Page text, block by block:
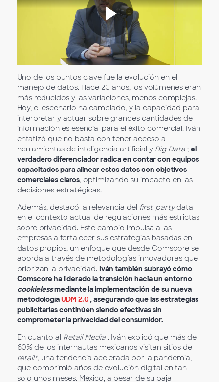
Play
Video
Uno de los puntos clave fue la evolución en el
manejo de datos. Hace 20 años, los volúmenes eran
más reducidos y las variaciones, menos complejas.
Hoy, el escenario ha cambiado, y la capacidad para
interpretar y actuar sobre grandes cantidades de
información es esencial para el éxito comercial. Iván
enfatizó que no basta con tener acceso a
herramientas de inteligencia artificial y Big Data ; el
verdadero diferenciador radica en contar con equipos
capacitados para alinear estos datos con objetivos
comerciales claros, optimizando su impacto en las
decisiones estratégicas.
Además, destacó la relevancia del first-partydata
en el contexto actual de regulaciones más estrictas
sobre privacidad. Este cambio impulsa a las
empresas a fortalecer sus estrategias basadas en
datos propios, un enfoque que desde Comscore se
aborda a través de metodologías innovadoras que
priorizan la privacidad. Iván también subrayó cómo
Comscore ha liderado la transición hacia un entorno
cookielessmediante la implementación de su nueva
metodologíaUDM 2.0, asegurando que las estrategias
publicitarias continúen siendo efectivas sin
comprometer la privacidad del consumidor.
En cuanto al Retail Media , Iván explicó que más del
60% de los internautas mexicanos visitan sitios de
retail*, una tendencia acelerada por la pandemia,
que comprimió años de evolución digital en tan
solo unos meses. México, a pesar de su baja